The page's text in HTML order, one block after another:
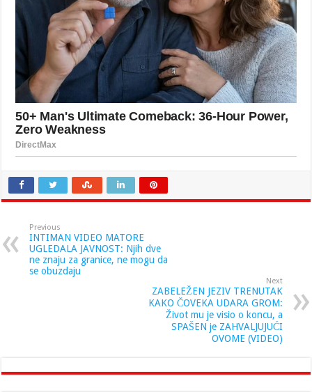
Previous
INTIMAN VIDEO MATORE
UGLEDALA JAVNOST: Njih dve
ne znaju za granice, ne mogu da
se obuzdaju
Next
ZABELEŽEN JEZIV TRENUTAK
KAKO ČOVEKA UDARA GROM:
Život mu je visio o koncu, a
SPAŠEN je ZAHVALJUJUĆI
OVOME (VIDEO)